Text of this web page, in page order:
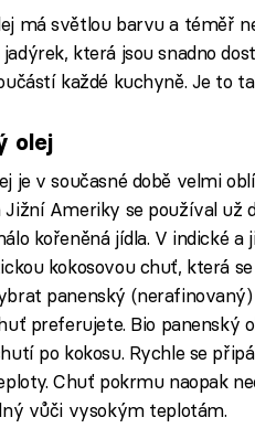
má světlou barvu a téměř
která jsou snadno
každé kuchyně. Je to
olej
je v současné době velmi
Ameriky se používal už
kořeněná jídla. V indické
kokosovou chuť, která
panenský
preferujete. Bio panenský
po kokosu. Rychle se
Chuť pokrmu naopak
vůči vysokým teplotám.